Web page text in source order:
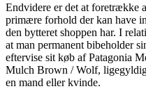
Endvidere er det at foretrække
primære forhold der kan have
den bytteret shoppen har. I
at man permanent bibeholder
eftervise sit køb af Patagonia
Mulch Brown / Wolf,
en mand eller kvinde.